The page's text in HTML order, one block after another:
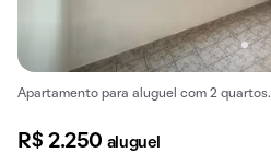
Apartamento para aluguel com 2 quartos.
R$ 2.250 aluguel